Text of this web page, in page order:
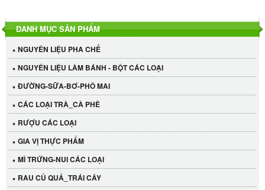
DANH MỤC SẢN PHẨM
NGUYÊN LIỆU PHA CHẾ
NGUYÊN LIỆU LÀM BÁNH - BỘT CÁC LOẠI
ĐƯỜNG-SỮA-BƠ-PHÔ MAI
CÁC LOẠI TRÀ_CÀ PHÊ
RƯỢU CÁC LOẠI
GIA VỊ THỰC PHẨM
MÌ TRỨNG-NUI CÁC LOẠI
RAU CỦ QUẢ_TRÁI CÂY